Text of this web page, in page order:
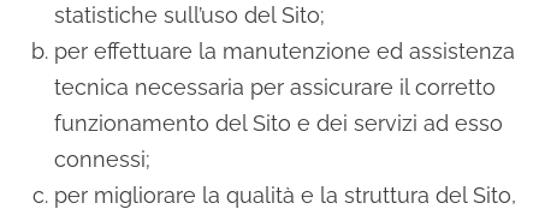
statistiche sull’uso del Sito;
per effettuare la manutenzione ed assistenza
tecnica necessaria per assicurare il corretto
funzionamento del Sito e dei servizi ad esso
connessi;
per migliorare la qualità e la struttura del Sito,